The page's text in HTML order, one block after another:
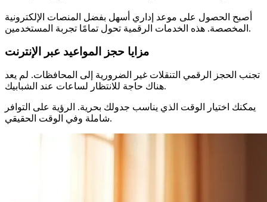
أصبح الحصول على موعد إداري أسهل بفضل المنصات الإلكترونية
المخصصة. هذه الخدمات الرقمية تحول تمامًا تجربة المستخدمين.
مزايا حجز المواعيد عبر الإنترنت
تجنب الحجز الرقمي التنقلات غير الضرورية إلى المحافظات. لم يعد
هناك حاجة للانتظار لساعات عند الشبابيك.
يمكنك اختيار الوقت الذي يناسب جدولك بحرية. الرؤية على التوافر
شاملة وفي الوقت الحقيقي.